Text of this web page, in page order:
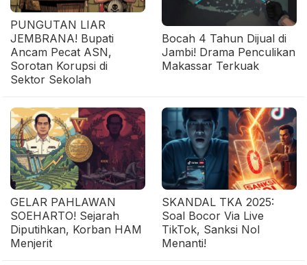
PUNGUTAN LIAR
JEMBRANA! Bupati
Ancam Pecat ASN,
Sorotan Korupsi di
Sektor Sekolah
Bocah 4 Tahun Dijual di
Jambi! Drama Penculikan
Makassar Terkuak
GELAR PAHLAWAN
SOEHARTO! Sejarah
Diputihkan, Korban HAM
Menjerit
SKANDAL TKA 2025:
Soal Bocor Via Live
TikTok, Sanksi Nol
Menanti!